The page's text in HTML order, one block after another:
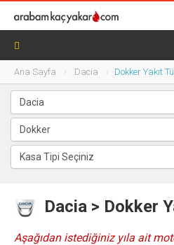
Ana Sayfa Dacia Dokker Yakıt
Dacia > Dokker
Aşağıdan istediğiniz yıla ait